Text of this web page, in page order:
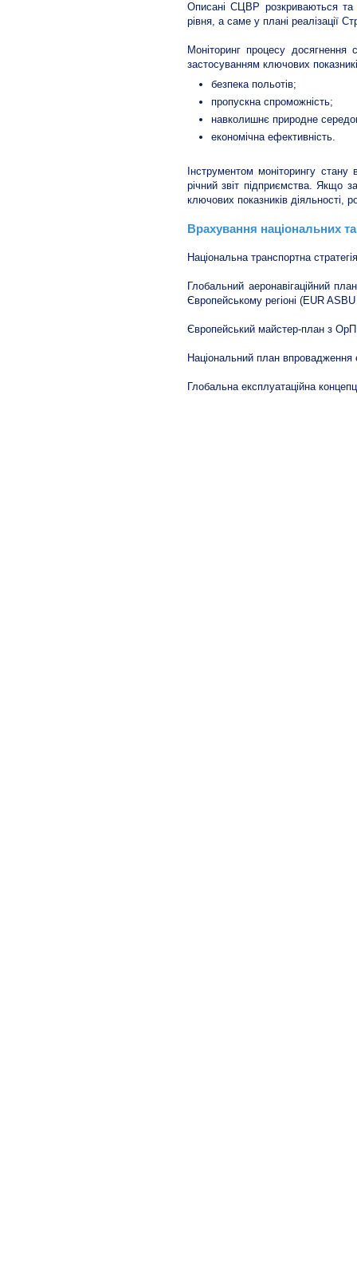
Описані СЦВР розкриваються та
рівня, а саме у плані реалізації
Моніторинг процесу досягнення
застосуванням ключових
безпека польотів;
пропускна спроможність;
навколишнє природне
економічна ефективність.
Інструментом моніторингу
річний звіт підприємства. Якщо
ключових показників діяльності,
Врахування національних та
Національна транспортна
Глобальний аеронавігаційний
Європейському регіоні (EUR
Європейський майстер-план з
Національний план
Глобальна експлуатаційна